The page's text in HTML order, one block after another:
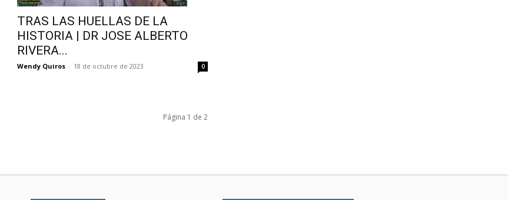
TRAS LAS HUELLAS DE LA
HISTORIA | DR JOSE ALBERTO
RIVERA...
Wendy Quiros - 18 de octubre de 2023 0
Página 1 de 2